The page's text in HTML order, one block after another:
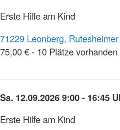
Erste Hilfe am Kind
71229 Leonberg,
75,00 € - 10 Plätze vorhanden
Sa. 12.09.2026 9:00 - 16:45
Erste Hilfe am Kind